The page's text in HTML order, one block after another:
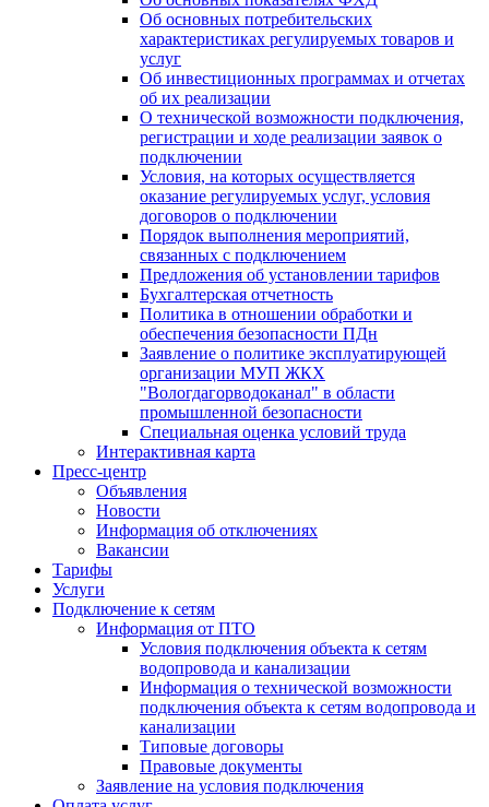
Об основных потребительских
характеристиках регулируемых товаров и
услуг
Об инвестиционных программах и отчетах
об их реализации
О технической возможности подключения,
регистрации и ходе реализации заявок о
подключении
Условия, на которых осуществляется
оказание регулируемых услуг, условия
договоров о подключении
Порядок выполнения мероприятий,
связанных с подключением
Предложения об установлении тарифов
Бухгалтерская отчетность
Политика в отношении обработки и
обеспечения безопасности ПДн
Заявление о политике эксплуатирующей
организации МУП ЖКХ
"Вологдагорводоканал" в области
промышленной безопасности
Специальная оценка условий труда
Интерактивная карта
Пресс-центр
Объявления
Новости
Информация об отключениях
Вакансии
Тарифы
Услуги
Подключение к сетям
Информация от ПТО
Условия подключения объекта к сетям
водопровода и канализации
Информация о технической возможности
подключения объекта к сетям водопровода и
канализации
Типовые договоры
Правовые документы
Заявление на условия подключения